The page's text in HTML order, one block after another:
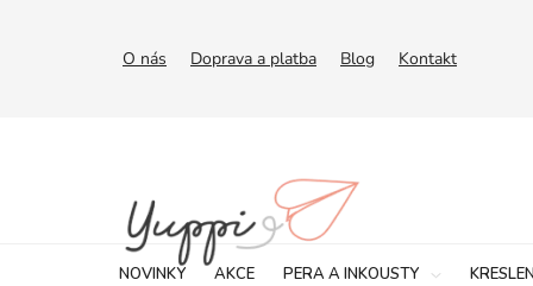
O nás Doprava a platba Blog Kontakt
NOVINKY AKCE PERA A INKOUSTY